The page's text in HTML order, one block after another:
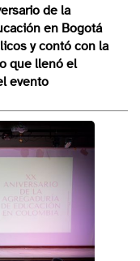
de la
en Bogotá
y contó con la
que llenó el
evento